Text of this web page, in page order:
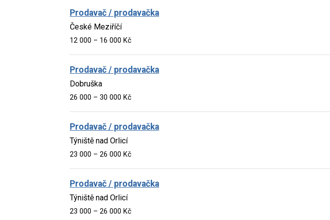
Prodavač / prodavačka
České Meziříčí
12 000 – 16 000 Kč
Prodavač / prodavačka
Dobruška
26 000 – 30 000 Kč
Prodavač / prodavačka
Týniště nad Orlicí
23 000 – 26 000 Kč
Prodavač / prodavačka
Týniště nad Orlicí
23 000 – 26 000 Kč